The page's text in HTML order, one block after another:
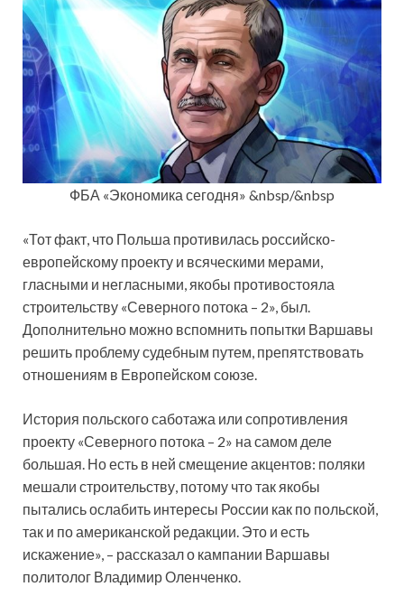
ФБА «Экономика сегодня» &nbsp/&nbsp
«Тот факт, что Польша противилась российско-
европейскому проекту и всяческими мерами,
гласными и негласными, якобы противостояла
строительству «Северного потока – 2», был.
Дополнительно можно вспомнить попытки Варшавы
решить проблему судебным путем, препятствовать
отношениям в Европейском союзе.
История польского саботажа или сопротивления
проекту «Северного потока – 2» на самом деле
большая. Но есть в ней смещение акцентов: поляки
мешали строительству, потому что так якобы
пытались ослабить интересы России как по польской,
так и по американской редакции. Это и есть
искажение», – рассказал о кампании Варшавы
политолог Владимир Оленченко.